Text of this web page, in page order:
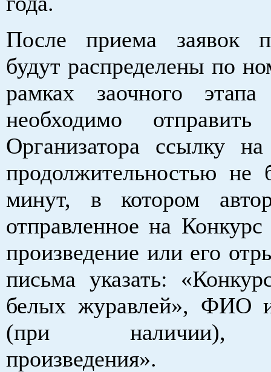
После приема заявок
будут распределены по
рамках заочного этапа
необходимо
Организатора ссылку
продолжительностью
минут, в котором
отправленное на Конкурс
произведение или его
письма указать:
белых журавлей», ФИО
(при наличии),
произведения».